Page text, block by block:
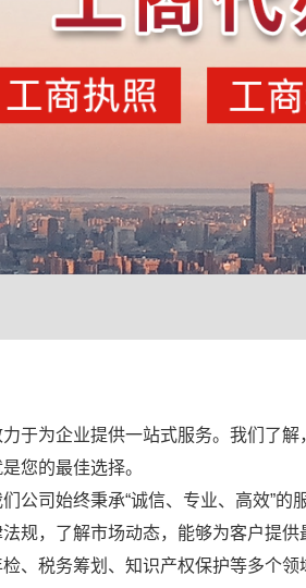
于为企业提供一站式服务。我们了
您的最佳选择。
公司始终秉承“诚信、专业、高效”
规，了解市场动态，能够为客户提供
、税务筹划、知识产权保护等多个